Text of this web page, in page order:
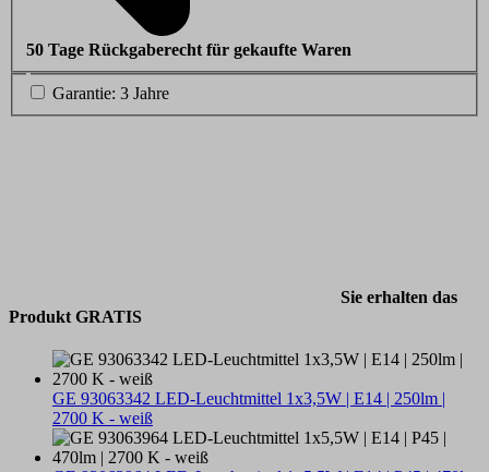
50 Tage Rückgaberecht für gekaufte Waren
Garantie: 3 Jahre
Sie erhalten das
Produkt GRATIS
GE 93063342 LED-Leuchtmittel 1x3,5W | E14 | 250lm |
2700 K - weiß